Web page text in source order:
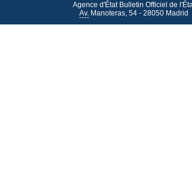
Agence d'État Bulletin Officiel de
Av.Manoteras, 54 - 28050 Madrid